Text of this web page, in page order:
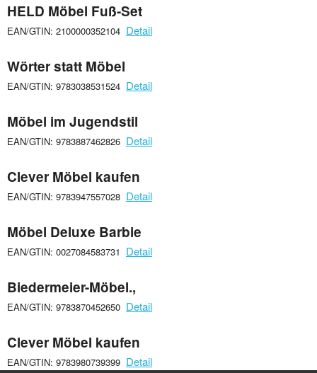
HELD Möbel Fuß-Set
EAN/GTIN: 2100000352104 Detail
Wörter statt Möbel
EAN/GTIN: 9783038531524 Detail
Möbel im Jugendstil
EAN/GTIN: 9783887462826 Detail
Clever Möbel kaufen
EAN/GTIN: 9783947557028 Detail
Möbel Deluxe Barbie
EAN/GTIN: 0027084583731 Detail
Biedermeier-Möbel.,
EAN/GTIN: 9783870452650 Detail
Clever Möbel kaufen
EAN/GTIN: 9783980739399 Detail